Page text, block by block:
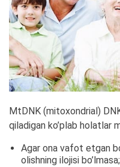
MtDNK (mitoxondrial)
qiladigan ko’plab holatlar
Agar ona vafot etgan
olishning ilojisi bo’lmasa;